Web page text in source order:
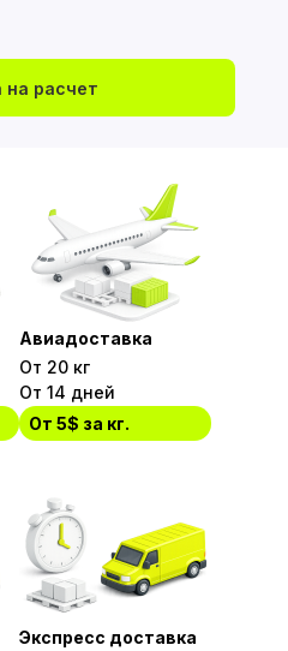
на расчет
Экспресс доставка
Авиадоставка
От 20 кг
От 14 дней
От 5$ за кг.